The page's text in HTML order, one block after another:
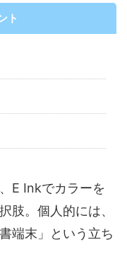
ト
E Inkでカラーを
肢。個人的には、
端末」という立ち